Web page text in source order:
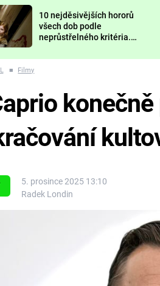
10 nejděsivějších hororů
všech dob podle
neprůstřelného kritéria.
nejvíc zvednou tep?
■ Filmy
5. prosince 2025 13:10
Radek Londin